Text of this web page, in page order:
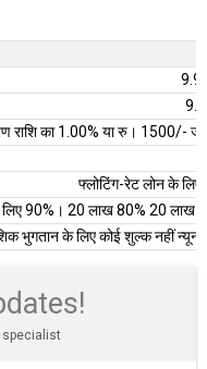
राशि का 1.00% या रु। 1500/- जो
फ्लोटिंग-रेट लोन के
90%। 20 लाख 80% 20
भुगतान के लिए कोई शुल्क नहीं
specialist